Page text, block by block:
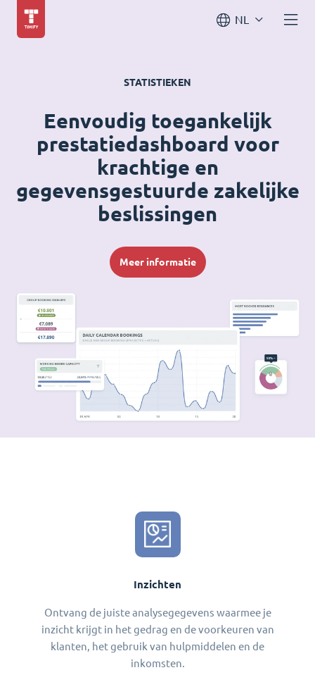
NL
STATISTIEKEN
Eenvoudig toegankelijk
prestatiedashboard voor
krachtige en
gegevensgestuurde zakelijke
beslissingen
Meer informatie
Inzichten
Ontvang de juiste analysegegevens waarmee je
inzicht krijgt in het gedrag en de voorkeuren van
klanten, het gebruik van hulpmiddelen en de
inkomsten.